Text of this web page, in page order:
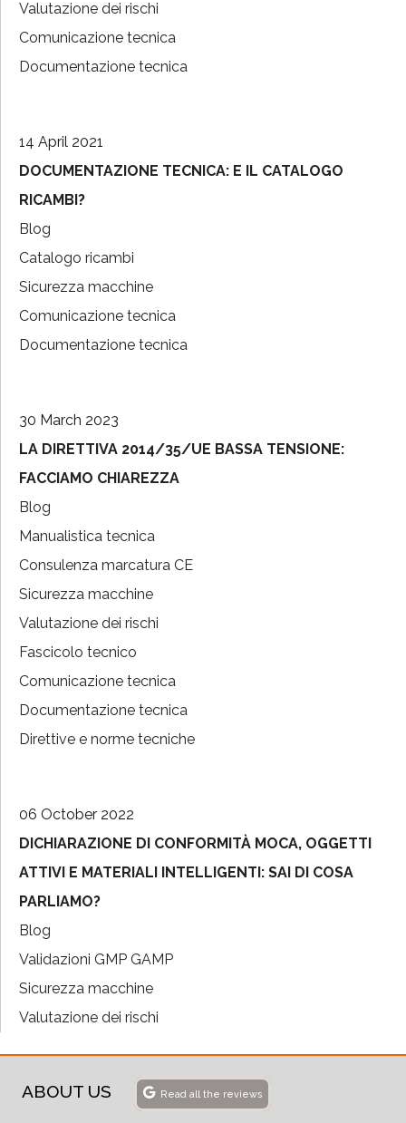
Valutazione dei rischi
Comunicazione tecnica
Documentazione tecnica
14 April 2021
DOCUMENTAZIONE TECNICA: E IL CATALOGO
RICAMBI?
Blog
Catalogo ricambi
Sicurezza macchine
Comunicazione tecnica
Documentazione tecnica
30 March 2023
LA DIRETTIVA 2014/35/UE BASSA TENSIONE:
FACCIAMO CHIAREZZA
Blog
Manualistica tecnica
Consulenza marcatura CE
Sicurezza macchine
Valutazione dei rischi
Fascicolo tecnico
Comunicazione tecnica
Documentazione tecnica
Direttive e norme tecniche
06 October 2022
DICHIARAZIONE DI CONFORMITÀ MOCA, OGGETTI
ATTIVI E MATERIALI INTELLIGENTI: SAI DI COSA
PARLIAMO?
Blog
Validazioni GMP GAMP
Sicurezza macchine
Valutazione dei rischi
ABOUT US Read all the reviews